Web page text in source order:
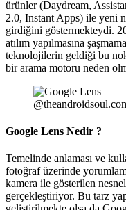
ürünler (Daydream,
2.0, Instant Apps) ile yeni
girdiğini göstermekteydi.
atılım yapılmasına
teknolojilerin geldiği bu
bir arama motoru neden
Google Lens Nedir ?
Temelinde anlaması ve
fotoğraf üzerinde
kamera ile gösterilen
gerçekleştiriyor. Bu tarz